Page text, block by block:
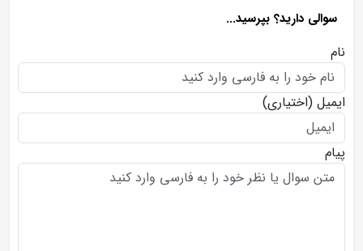
سوالی دارید؟ بپرسید...
نام
ایمیل (اختیاری)
پیام